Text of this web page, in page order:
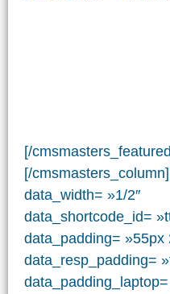
[/
[/
data_width= »1/2″
data_shortcode_id=
data_padding= »55px
data_resp_padding=